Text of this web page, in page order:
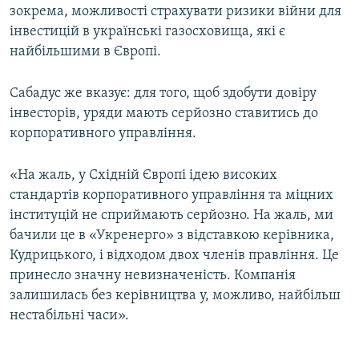
зокрема, можливості страхувати ризики війни для
інвестицій в українські газосховища, які є
найбільшими в Європі.
Сабадус же вказує: для того, щоб здобути довіру
інвесторів, уряди мають серйозно ставитись до
корпоративного управління.
«На жаль, у Східній Європі ідею високих
стандартів корпоративного управління та міцних
інституцій не сприймають серйозно. На жаль, ми
бачили це в «Укренерго» з відставкою керівника,
Кудрицького, і відходом двох членів правління. Це
принесло значну невизначеність. Компанія
залишилась без керівництва у, можливо, найбільш
нестабільні часи».